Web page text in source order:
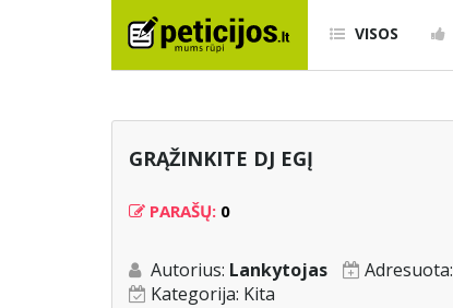
VISOS
GRĄŽINKITE DJ EGĮ
PARAŠŲ: 0
Autorius: Lankytojas Adresuota:
Kategorija: Kita